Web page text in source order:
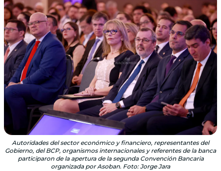
Autoridades del sector económico y financiero, representantes del
Gobierno, del BCP, organismos internacionales y referentes de la banca
participaron de la apertura de la segunda Convención Bancaria
organizada por Asoban. Foto: Jorge Jara